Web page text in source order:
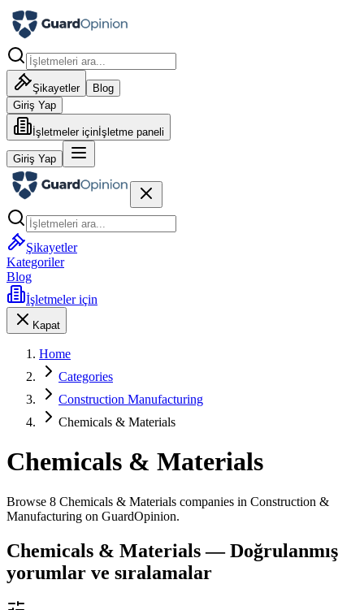
Şikayetler
Blog
Giriş Yap
İşletmeler için İşletme paneli
Giriş Yap
Şikayetler
Kategoriler
Blog
İşletmeler için
Kapat
Home
Categories
Construction Manufacturing
Chemicals & Materials
Chemicals & Materials
Browse 8 Chemicals & Materials companies in Construction &
Manufacturing on GuardOpinion.
Chemicals & Materials — Doğrulanmış
yorumlar ve sıralamalar